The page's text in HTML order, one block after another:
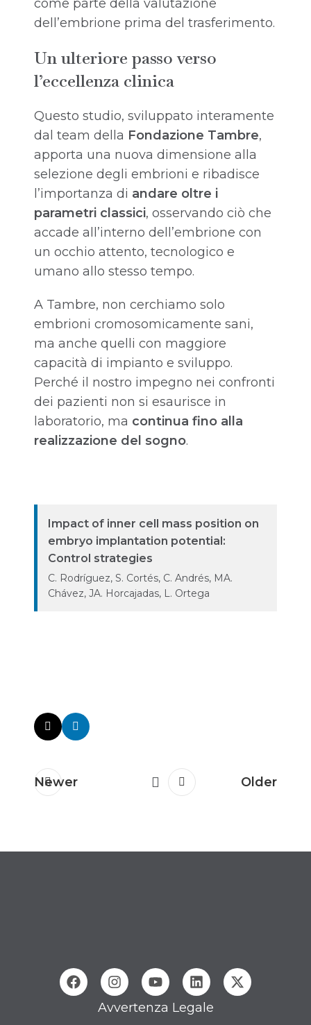
come parte della valutazione
dell’embrione prima del trasferimento.
Un ulteriore passo verso
l’eccellenza clinica
Questo studio, sviluppato interamente
dal team della Fondazione Tambre,
apporta una nuova dimensione alla
selezione degli embrioni e ribadisce
l’importanza di andare oltre i
parametri classici, osservando ciò che
accade all’interno dell’embrione con
un occhio attento, tecnologico e
umano allo stesso tempo.
A Tambre, non cerchiamo solo
embrioni cromosomicamente sani,
ma anche quelli con maggiore
capacità di impianto e sviluppo.
Perché il nostro impegno nei confronti
dei pazienti non si esaurisce in
laboratorio, ma continua fino alla
realizzazione del sogno.
Impact of inner cell mass position on
embryo implantation potential:
Control strategies
C. Rodríguez, S. Cortés, C. Andrés, MA.
Chávez, JA. Horcajadas, L. Ortega
Newer Older
Avvertenza Legale